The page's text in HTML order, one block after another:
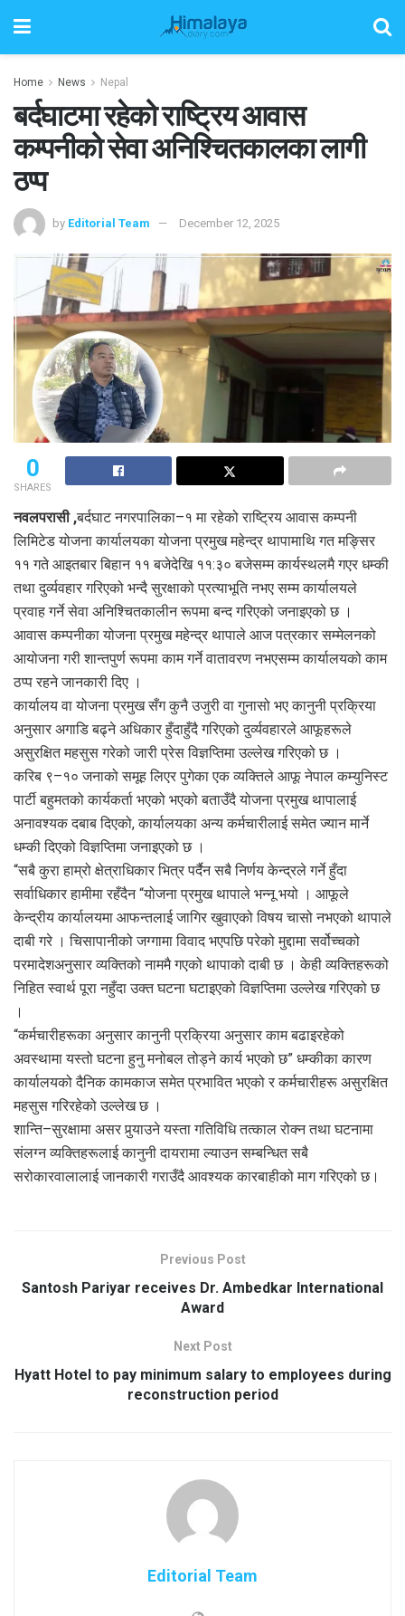
Home News Nepal
बर्दघाटमा रहेको राष्ट्रिय आवास
कम्पनीको सेवा अनिश्चितकालका लागी
ठप्प
by Editorial Team December 12, 2025
0
SHARES
नवलपरासी ,बर्दघाट नगरपालिका–१ मा रहेको राष्ट्रिय आवास कम्पनी
लिमिटेड योजना कार्यालयका योजना प्रमुख महेन्द्र थापामाथि गत मङ्सिर
११ गते आइतबार बिहान ११ बजेदेखि ११:३० बजेसम्म कार्यस्थलमै गएर धम्की
तथा दुर्व्यवहार गरिएको भन्दै सुरक्षाको प्रत्याभूति नभए सम्म कार्यालयले
प्रवाह गर्ने सेवा अनिश्चितकालीन रूपमा बन्द गरिएको जनाइएको छ ।
आवास कम्पनीका योजना प्रमुख महेन्द्र थापाले आज पत्रकार सम्मेलनको
आयोजना गरी शान्तपुर्ण रूपमा काम गर्ने वातावरण नभएसम्म कार्यालयको काम
ठप्प रहने जानकारी दिए ।
कार्यालय वा योजना प्रमुख सँग कुनै उजुरी वा गुनासो भए कानुनी प्रक्रिया
अनुसार अगाडि बढ्ने अधिकार हुँदाहुँदै गरिएको दुर्व्यवहारले आफूहरूले
असुरक्षित महसुस गरेको जारी प्रेस विज्ञप्तिमा उल्लेख गरिएको छ ।
करिब ९–१० जनाको समूह लिएर पुगेका एक व्यक्तिले आफू नेपाल कम्युनिस्ट
पार्टी बहुमतको कार्यकर्ता भएको भएको बताउँदै योजना प्रमुख थापालाई
अनावश्यक दबाब दिएको, कार्यालयका अन्य कर्मचारीलाई समेत ज्यान मार्ने
धम्की दिएको विज्ञप्तिमा जनाइएको छ ।
“सबै कुरा हाम्रो क्षेत्राधिकार भित्र पर्दैन सबै निर्णय केन्द्रले गर्ने हुँदा
सर्वाधिकार हामीमा रहँदैन “योजना प्रमुख थापाले भन्नू भयो । आफूले
केन्द्रीय कार्यालयमा आफन्तलाई जागिर खुवाएको विषय चासो नभएको थापाले
दाबी गरे । चिसापानीको जग्गामा विवाद भएपछि परेको मुद्दामा सर्वोच्चको
परमादेशअनुसार व्यक्तिको नाममै गएको थापाको दाबी छ । केही व्यक्तिहरूको
निहित स्वार्थ पूरा नहुँदा उक्त घटना घटाइएको विज्ञप्तिमा उल्लेख गरिएको छ
।
“कर्मचारीहरूका अनुसार कानुनी प्रक्रिया अनुसार काम बढाइरहेको
अवस्थामा यस्तो घटना हुनु मनोबल तोड्ने कार्य भएको छ” धम्कीका कारण
कार्यालयको दैनिक कामकाज समेत प्रभावित भएको र कर्मचारीहरू असुरक्षित
महसुस गरिरहेको उल्लेख छ ।
शान्ति–सुरक्षामा असर पुर्‍याउने यस्ता गतिविधि तत्काल रोक्न तथा घटनामा
संलग्न व्यक्तिहरूलाई कानुनी दायरामा ल्याउन सम्बन्धित सबै
सरोकारवालालाई जानकारी गराउँदै आवश्यक कारबाहीको माग गरिएको छ।
Previous Post
Santosh Pariyar receives Dr. Ambedkar International
Award
Next Post
Hyatt Hotel to pay minimum salary to employees during
reconstruction period
Editorial Team